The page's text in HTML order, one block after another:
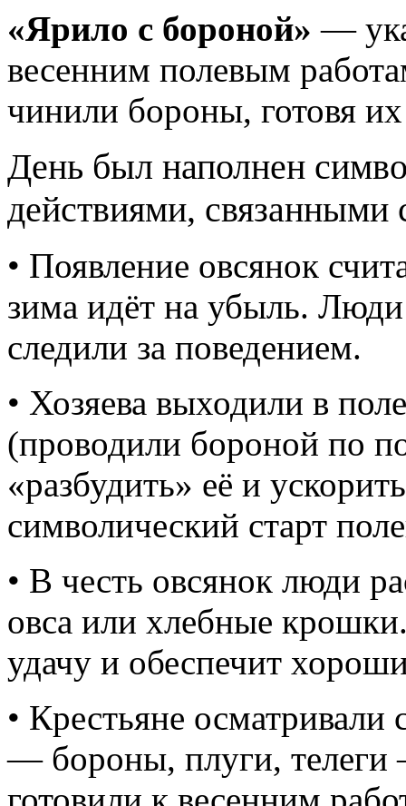
«Ярило с бороной» —
весенним полевым
чинили бороны, готовя
День был наполнен
действиями, связанными
• Появление овсянок
зима идёт на убыль.
следили за поведением.
• Хозяева выходили в
(проводили бороной по
«разбудить» её и
символический старт
• В честь овсянок люди
овса или хлебные
удачу и обеспечит
• Крестьяне осматривали
— бороны, плуги,